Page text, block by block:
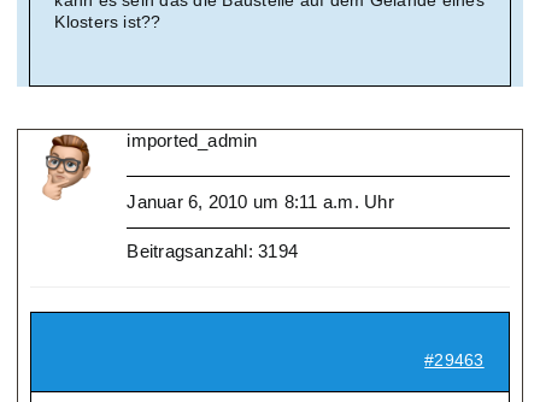
Klosters ist??
imported_admin
Januar 6, 2010 um 8:11 a.m. Uhr
Beitragsanzahl: 3194
#29463